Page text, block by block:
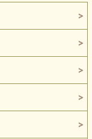
す。
より縫いやすくな
高い素材のた
します。